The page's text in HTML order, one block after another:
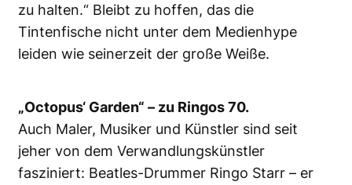
zu halten.“ Bleibt zu hoffen, das die
Tintenfische nicht unter dem Medienhype
leiden wie seinerzeit der große Weiße.
„Octopus‘ Garden“ – zu Ringos 70.
Auch Maler, Musiker und Künstler sind seit
jeher von dem Verwandlungskünstler
fasziniert: Beatles-Drummer Ringo Starr – er